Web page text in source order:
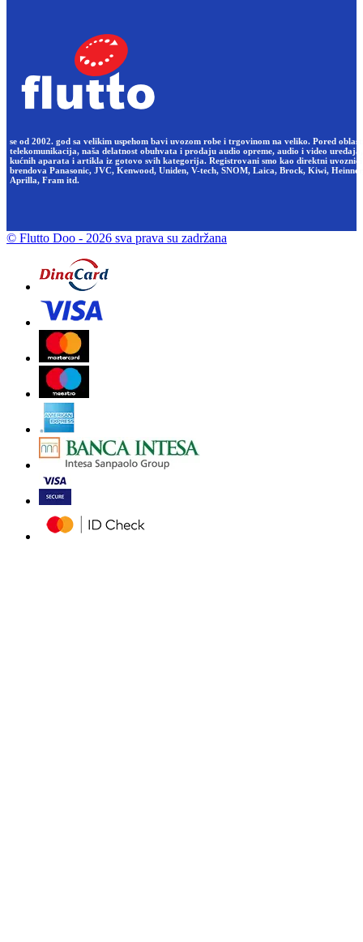
se od 2002. god sa velikim uspehom bavi uvozom robe i trgovinom na veliko. Pored
telekomunikacija, naša delatnost obuhvata i prodaju audio opreme, audio i video uređaja,
kućnih aparata i artikla iz gotovo svih kategorija. Registrovani smo kao direktni uvoznici
brendova Panasonic, JVC, Kenwood, Uniden, V-tech, SNOM, Laica, Brock, Kiwi,
Aprilla, Fram itd.
© Flutto Doo - 2026 sva prava su zadržana